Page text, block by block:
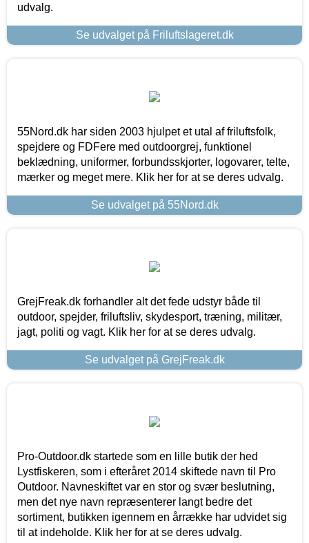
udvalg.
Se udvalget på Friluftslageret.dk
55Nord.dk har siden 2003 hjulpet et utal af friluftsfolk,
spejdere og FDFere med outdoorgrej, funktionel
beklædning, uniformer, forbundsskjorter, logovarer, telte,
mærker og meget mere. Klik her for at se deres udvalg.
Se udvalget på 55Nord.dk
GrejFreak.dk forhandler alt det fede udstyr både til
outdoor, spejder, friluftsliv, skydesport, træning, militær,
jagt, politi og vagt. Klik her for at se deres udvalg.
Se udvalget på GrejFreak.dk
Pro-Outdoor.dk startede som en lille butik der hed
Lystfiskeren, som i efteråret 2014 skiftede navn til Pro
Outdoor. Navneskiftet var en stor og svær beslutning,
men det nye navn repræsenterer langt bedre det
sortiment, butikken igennem en årrække har udvidet sig
til at indeholde. Klik her for at se deres udvalg.